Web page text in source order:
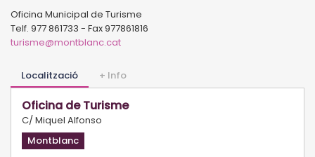
Oficina Municipal de Turisme
Telf. 977 861733 - Fax 977861816
turisme@montblanc.cat
Localització + Info
Oficina de Turisme
C/ Miquel Alfonso
Montblanc